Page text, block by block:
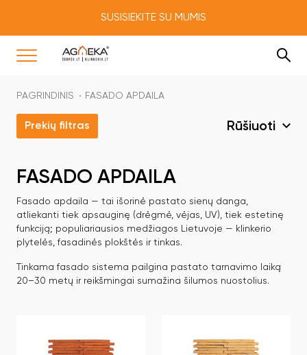
SUSISIEKITE SU MUMIS
PAGRINDINIS FASADO APDAILA
Prekių filtras Rūšiuoti
FASADO APDAILA
Fasado apdaila — tai išorinė pastato sienų danga,
atliekanti tiek apsauginę (drėgmė, vėjas, UV), tiek estetinę
funkciją; populiariausios medžiagos Lietuvoje — klinkerio
plytelės, fasadinės plokštės ir tinkas.
Tinkama fasado sistema pailgina pastato tarnavimo laiką
20–30 metų ir reikšmingai sumažina šilumos nuostolius.